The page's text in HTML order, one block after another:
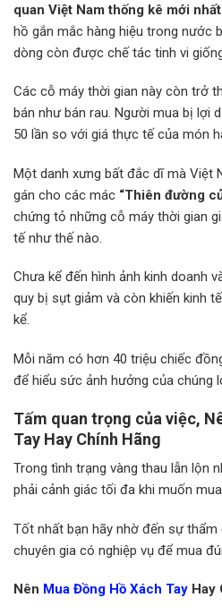
quan Việt Nam thống kê mới
hồ gắn mắc hàng hiệu trong nước
dòng còn được chế tác tinh vi
Các cỗ máy thời gian này còn trở
bán như bán rau. Người mua bị lợi
50 lần so với giá thực tế của món
Một danh xưng bất đắc dĩ mà Việt
gán cho các mác “Thiên đường
chứng tỏ những cỗ máy thời gian
tế như thế nào.
Chưa kể đến hình ảnh kinh doanh
quy bị sụt giảm và còn khiến kinh
kể.
Mỗi năm có hơn 40 triệu chiếc
để hiểu sức ảnh hưởng của chúng
Tấm quan trọng của việc,
Tay Hay Chính Hãng
Trong tình trạng vàng thau lẫn lộn
phải cảnh giác tối đa khi muốn
Tốt nhất bạn hãy nhờ đến sự
chuyên gia có nghiệp vụ để mua
Nên Mua Đồng Hồ Xách Tay Hay